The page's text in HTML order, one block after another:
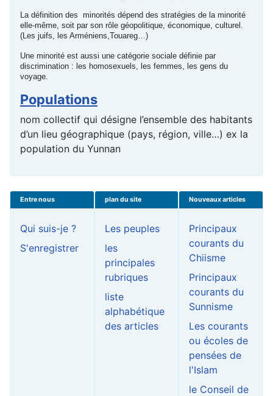
La définition des minorités dépend des stratégies de la minorité
elle-même, soit par son rôle géopolitique, économique, culturel.
(Les juifs, les Arméniens,Touareg…)
Une minorité est aussi une catégorie sociale définie par
discrimination : les homosexuels, les femmes, les gens du
voyage.
Populations
nom collectif qui désigne l’ensemble des habitants
d’un lieu géographique (pays, région, ville…) ex la
population du Yunnan
Entre nous
Qui suis-je ?
S'enregistrer
plan du site
Les peuples
les
principales
rubriques
liste
alphabétique
des articles
Nouveaux articles
Principaux
courants du
Chiisme
Principaux
courants du
Sunnisme
Les courants
ou écoles de
pensées de
l'Islam
le Conseil de